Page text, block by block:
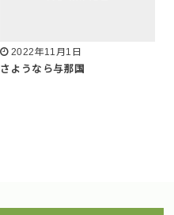
2022年11月1日
さようなら与那国